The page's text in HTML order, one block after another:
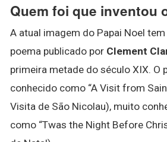
Quem foi que inventou
A atual imagem do Papai Noel
poema publicado por Clement
primeira metade do século XIX. O
conhecido como “A Visit from
Visita de São Nicolau), muito
como “Twas the Night Before